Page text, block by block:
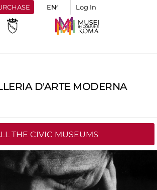
Log In
D'ARTE MODERNA
THE CIVIC MUSEUMS